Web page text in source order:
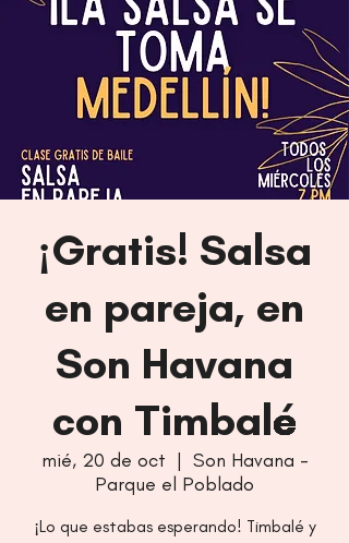
¡Gratis! Salsa
en pareja, en
Son Havana
con Timbalé
mié, 20 de oct
  |
Son Havana -
Parque el Poblado
¡Lo que estabas esperando! Timbalé y